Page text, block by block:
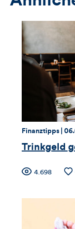
Thema:
Finanztipps |
Trinkgeld
Zähler
für
Views,
Anzahl4.698